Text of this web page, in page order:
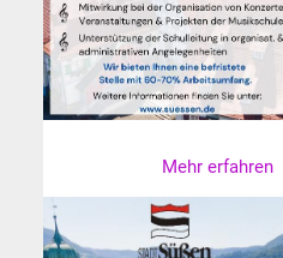
Mehr erfahren